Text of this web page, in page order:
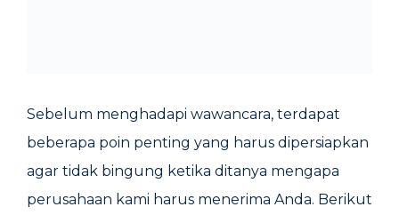
Sebelum menghadapi wawancara, terdapat
beberapa poin penting yang harus dipersiapkan
agar tidak bingung ketika ditanya mengapa
perusahaan kami harus menerima Anda. Berikut